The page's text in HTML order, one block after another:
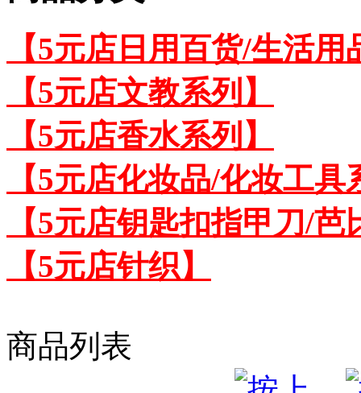
【5元店日用百货/生活
【5元店文教系列】
【5元店香水系列】
【5元店化妆品/化妆工具
【5元店钥匙扣指甲刀/
【5元店针织】
商品列表